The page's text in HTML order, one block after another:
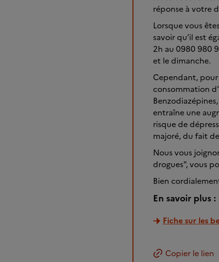
réponse à votre
Lorsque vous
savoir qu’il est
2h au 0980 980
et le dimanche.
Cependant,
consommation
entraîne une
risque de
majoré, du fait
Nous vous
drogues", vous
Bien
En savoir plus :
Fiche sur les
Copier le lien